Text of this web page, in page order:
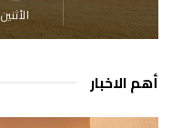
الأثنين
أهم الاخبار